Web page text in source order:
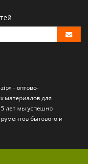
- оптово-
материаловдля
5 лет мы успешно
бытового и